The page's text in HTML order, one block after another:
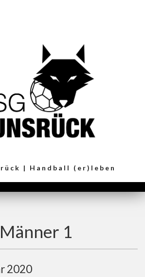
| Handball (er)leben
Männer 1
2020